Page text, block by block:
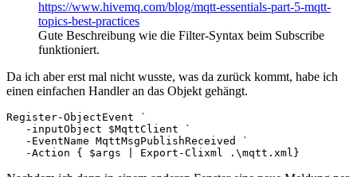
https://www.hivemq.com/blog/mqtt-essentials-part-5-mqtt-
topics-best-practices
Gute Beschreibung wie die Filter-Syntax beim Subscribe
funktioniert.
Da ich aber erst mal nicht wusste, was da zurück kommt, habe ich
einen einfachen Handler an das Objekt gehängt.
Register-ObjectEvent `
   -inputObject $MqttClient `
   -EventName MqttMsgPublishReceived `
   -Action { $args | Export-Clixml .\mqtt.xml}